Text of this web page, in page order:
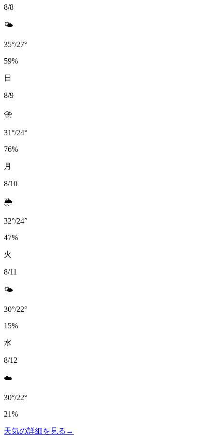
8/8
🌤️
35°/27°
59%
日
8/9
⛈️
31°/24°
76%
月
8/10
🌦️
32°/24°
47%
火
8/11
🌤️
30°/22°
15%
水
8/12
☁️
30°/22°
21%
天気の詳細を見る →